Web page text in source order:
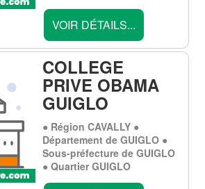
VOIR DÉTAILS...
COLLEGE
PRIVE OBAMA
GUIGLO
● Région CAVALLY ●
Département de GUIGLO ●
Sous-préfecture de GUIGLO
● Quartier GUIGLO